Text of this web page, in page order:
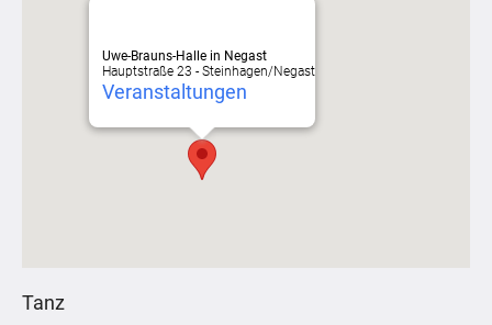
Uwe-Brauns-Halle in Negast
Hauptstraße 23 - Steinhagen/Negast
Veranstaltungen
Tanz